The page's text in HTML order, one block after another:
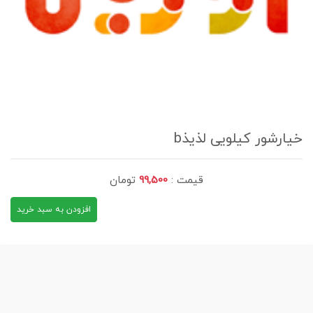
خیارشور کیلویی لذیذb
قیمت : 99,500 تومان
افزودن به سبد خرید